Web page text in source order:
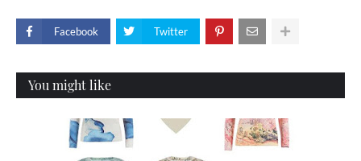
Facebook Twitter
You might like